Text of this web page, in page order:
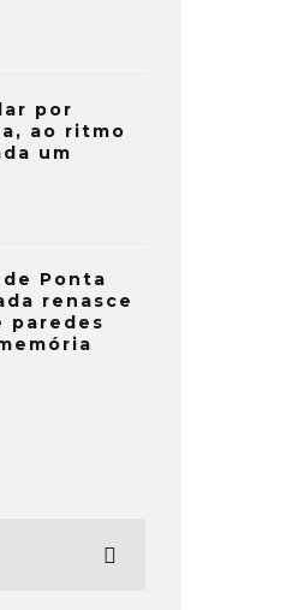
por
ao ritmo
um
de Ponta
renasce
paredes